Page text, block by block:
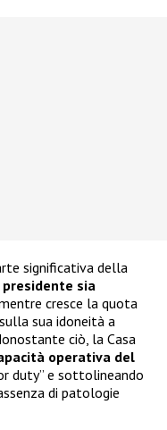
significativa della
presidente sia
mentre cresce la quota
sua idoneità a
ciò, la Casa
operativa del
duty” e sottolineando
di patologie